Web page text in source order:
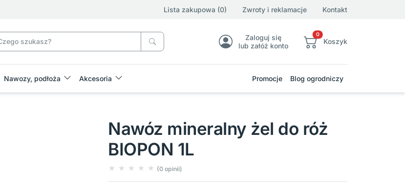
Lista zakupowa (0) Zwroty i reklamacje Kontakt
Zaloguj się
lub załóż konto
0
Koszyk
Nawozy, podłoża Akcesoria Promocje Blog ogrodniczy
Nawóz mineralny żel do róż
BIOPON 1L
(0 opinii)